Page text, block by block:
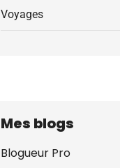
Voyages
Mes blogs
Blogueur Pro